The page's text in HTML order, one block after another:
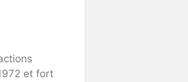
et fort